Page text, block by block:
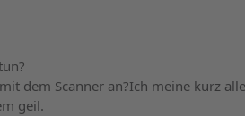
dem Scanner an?Ich meine kurz
geil.